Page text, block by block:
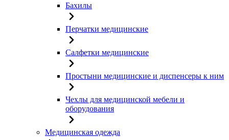
Бахилы
Перчатки медицинские
Салфетки медицинские
Простыни медицинские и диспенсеры к ним
Чехлы для медицинской мебели и
оборудования
Медицинская одежда